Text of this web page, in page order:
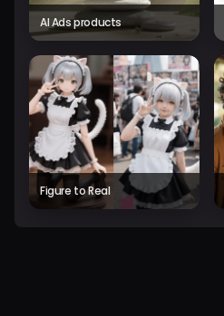
AI Ads products
Figure to Real